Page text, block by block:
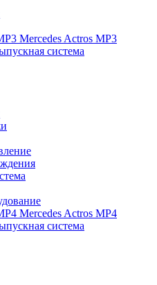
Mercedes Actros MP3
система
Mercedes Actros MP4
система